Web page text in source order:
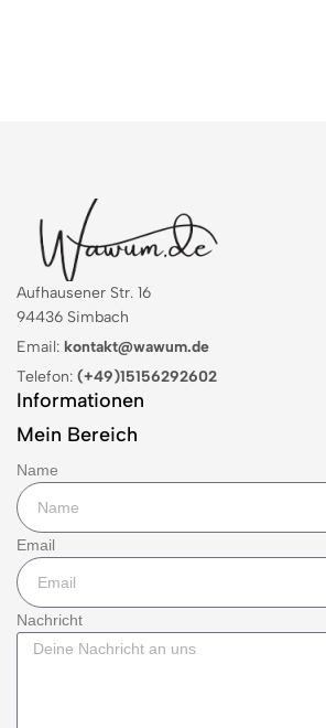
Aufhausener Str. 16
94436 Simbach
Email: kontakt@wawum.de
Telefon: (+49)15156292602
Informationen
Mein Bereich
Name
Email
Nachricht